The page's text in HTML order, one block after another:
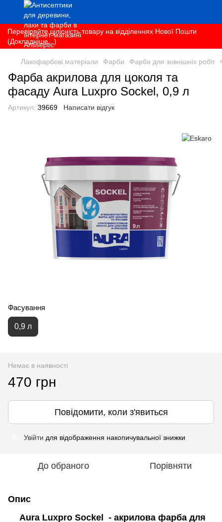
Перевіряйте цілісність товару на відділеннях Нової Пошти
(Докладніше...)
Лакофарбові матеріали Фарби Фарби для зовнішніх робіт
Фарба акрилова для цоколя та
фасаду Aura Luxpro Sockel, 0,9 л
Артикул: 39669 Написати відгук
Фасування
0,9 л
Немає в наявності
470 грн
Повідомити, коли з'явиться
Увійти для відображення накопичувальної знижки
До обраного Порівняти
Опис
Aura Luxpro Sockel - акрилова фарба для